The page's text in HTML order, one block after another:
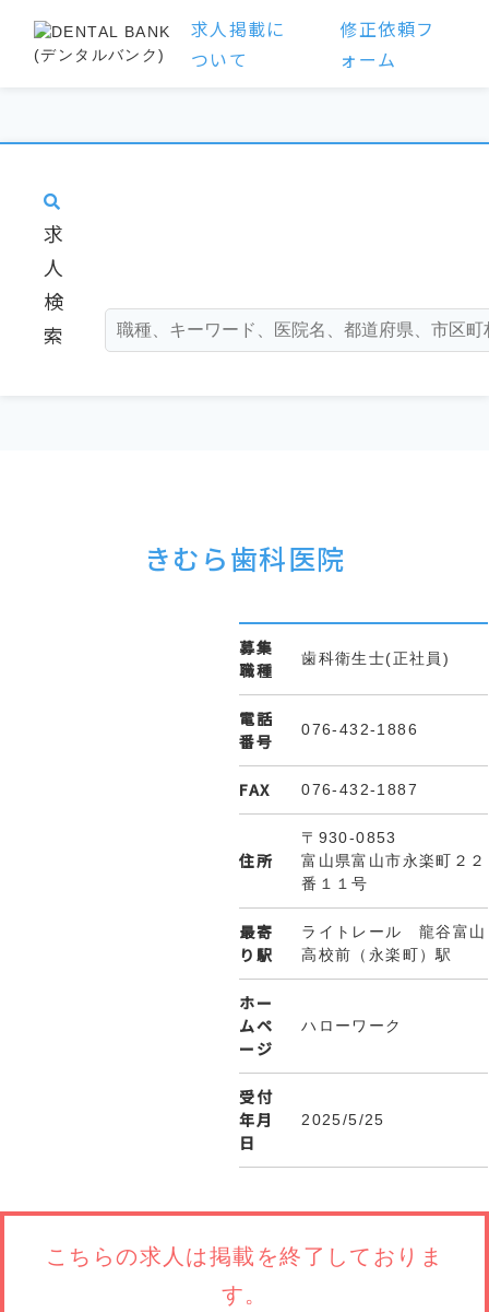
求人掲載に
ついて
修正依頼フ
ォーム
求
人
検
索
きむら歯科医院
募集
職種
歯科衛生士(正社員)
電話
番号
076-432-1886
FAX 076-432-1887
住所
〒930-0853
富山県富山市永楽町２２
番１１号
最寄
り駅
ライトレール 龍谷富山
高校前（永楽町）駅
ホー
ムペ
ージ
ハローワーク
受付
年月
日
2025/5/25
こちらの求人は掲載を終了しておりま
す。